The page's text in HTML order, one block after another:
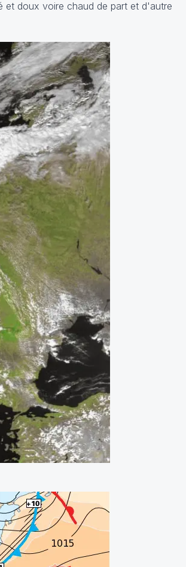
et doux voire chaud de part et d'autre